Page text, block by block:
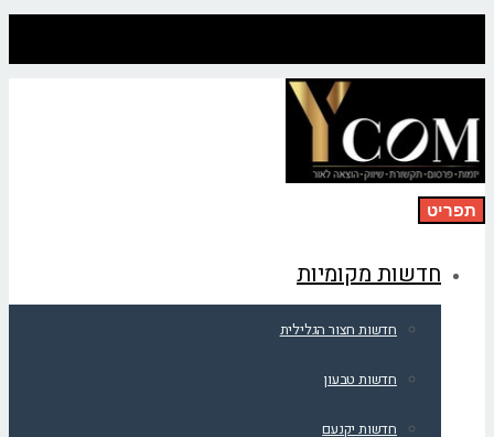
תפריט
חדשות מקומיות
חדשות חצור הגלילית
חדשות טבעון
חדשות יקנעם